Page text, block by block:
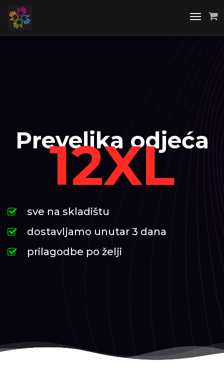
Toggle
Prevelika odjeća
12XL
sve na skladištu
dostavljamo unutar 3 dana
prilagodbe po želji